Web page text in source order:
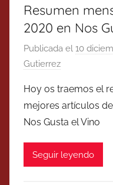
Resumen
2020 en Nos
Publicada el 10
Gutierrez
Hoy os traemos el
mejores artículos
Nos Gusta el Vino
Seguir leyendo